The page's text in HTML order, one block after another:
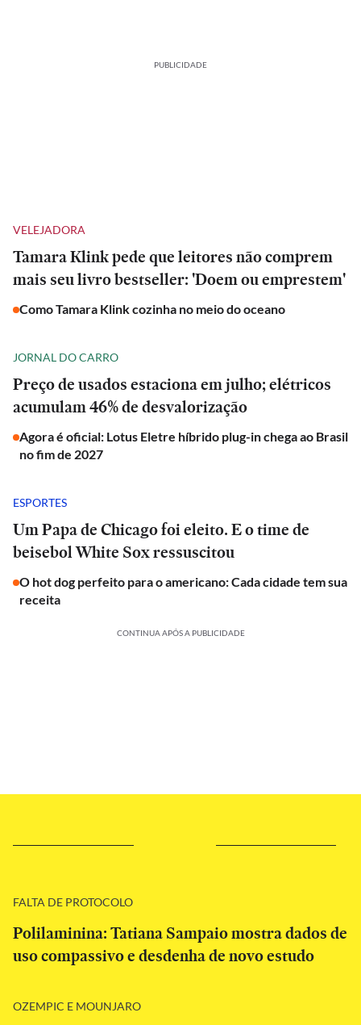
PUBLICIDADE
VELEJADORA
Tamara Klink pede que leitores não comprem
mais seu livro bestseller: 'Doem ou emprestem'
Como Tamara Klink cozinha no meio do oceano
JORNAL DO CARRO
Preço de usados estaciona em julho; elétricos
acumulam 46% de desvalorização
Agora é oficial: Lotus Eletre híbrido plug-in chega ao Brasil
no fim de 2027
ESPORTES
Um Papa de Chicago foi eleito. E o time de
beisebol White Sox ressuscitou
O hot dog perfeito para o americano: Cada cidade tem sua
receita
CONTINUA APÓS A PUBLICIDADE
FALTA DE PROTOCOLO
Polilaminina: Tatiana Sampaio mostra dados de
uso compassivo e desdenha de novo estudo
OZEMPIC E MOUNJARO